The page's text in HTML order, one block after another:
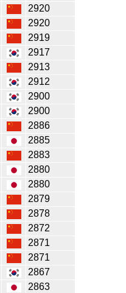
2920
2920
2919
2917
2913
2912
2900
2900
2886
2885
2883
2880
2880
2879
2878
2872
2871
2871
2867
2863